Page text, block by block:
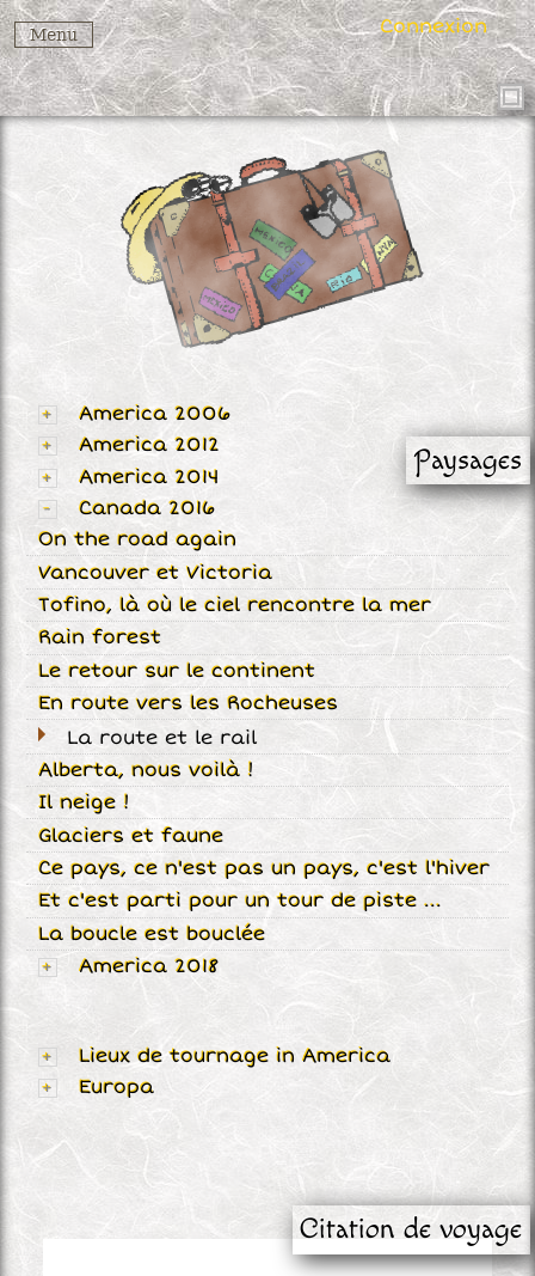
Menu Connexion
Paysages
America 2006
America 2012
America 2014
Canada 2016
On the road again
Vancouver et Victoria
Tofino, là où le ciel rencontre la mer
Rain forest
Le retour sur le continent
En route vers les Rocheuses
La route et le rail
Alberta, nous voilà !
Il neige !
Glaciers et faune
Ce pays, ce n'est pas un pays, c'est l'hiver
Et c'est parti pour un tour de piste ...
La boucle est bouclée
America 2018
Lieux de tournage in America
Europa
Citation de voyage